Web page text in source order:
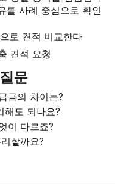
를 사례 중심으로 확인
로 견적 비교한다
견적 요청
문
금의 차이는?
해도 되나요?
이 다르죠?
할까요?